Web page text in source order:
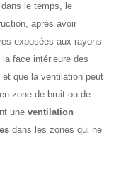
dans le temps, le
après avoir
exposées aux rayons
face intérieure des
que la ventilation peut
zone de bruit ou de
une ventilation
dans les zones qui ne